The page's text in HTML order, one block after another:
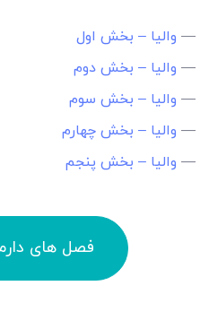
— والیا – بخش اول
— والیا – بخش دوم
— والیا – بخش سوم
— والیا – بخش چهارم
— والیا – بخش پنجم
فصل های